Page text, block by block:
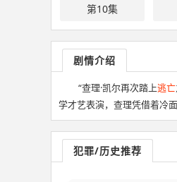
第10集
剧情介绍
“查理·凯尔再次踏上逃亡
学才艺表演，查理凭借着冷
犯罪/历史推荐